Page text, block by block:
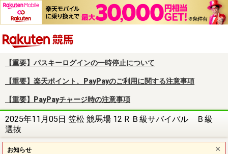
【重要】パスキーログインの一時停止について
【重要】楽天ポイント、PayPayのご利用に関する注意事項
【重要】PayPayチャージ時の注意事項
2025年11月05日 笠松 競馬場 12 R Ｂ級サバイバル Ｂ級
選抜
お知らせ